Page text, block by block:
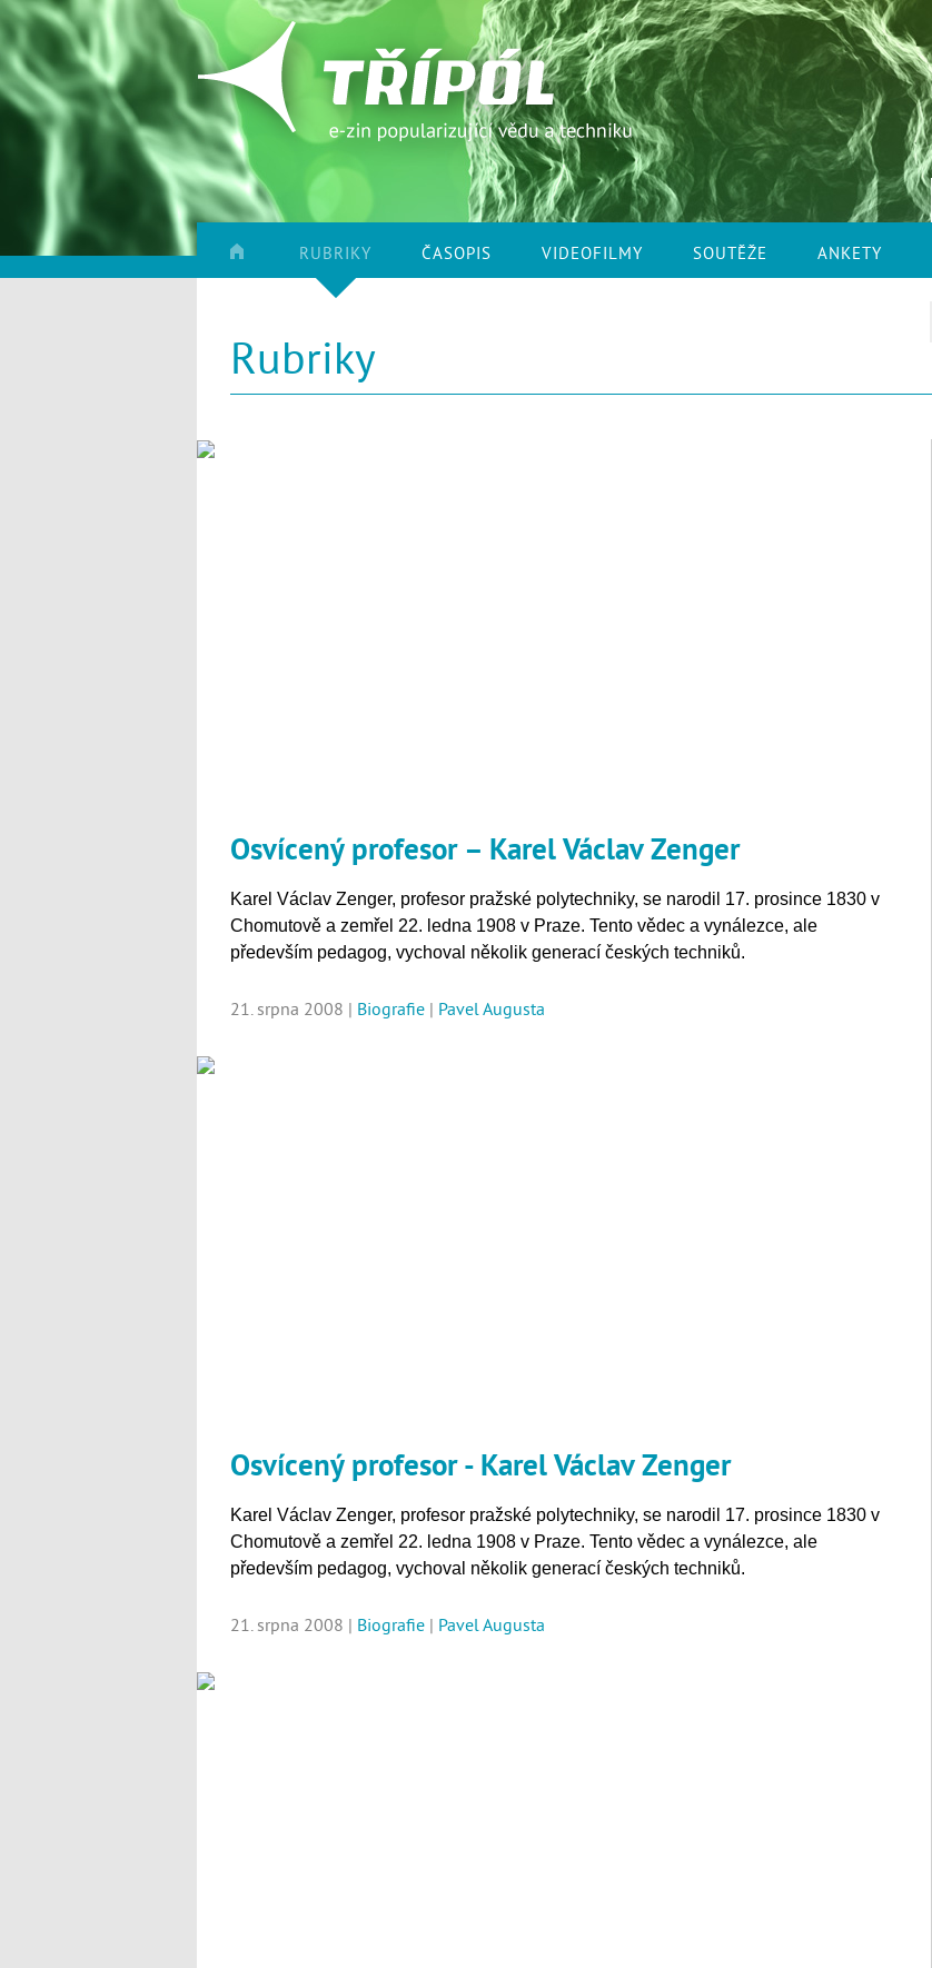
RUBRIKY ČASOPIS VIDEOFILMY SOUTĚŽE ANKETY
Rubriky
Osvícený profesor – Karel Václav Zenger
Karel Václav Zenger, profesor pražské polytechniky, se narodil 17. prosince 1830 v
Chomutově a zemřel 22. ledna 1908 v Praze. Tento vědec a vynálezce, ale
především pedagog, vychoval několik generací českých techniků.
21. srpna 2008 | Biografie | Pavel Augusta
Osvícený profesor - Karel Václav Zenger
Karel Václav Zenger, profesor pražské polytechniky, se narodil 17. prosince 1830 v
Chomutově a zemřel 22. ledna 1908 v Praze. Tento vědec a vynálezce, ale
především pedagog, vychoval několik generací českých techniků.
21. srpna 2008 | Biografie | Pavel Augusta